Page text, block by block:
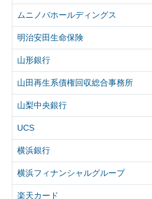
ムニノバホールディングス
明治安田生命保険
山形銀行
山田再生系債権回収総合事務所
山梨中央銀行
UCS
横浜銀行
横浜フィナンシャルグループ
楽天カード